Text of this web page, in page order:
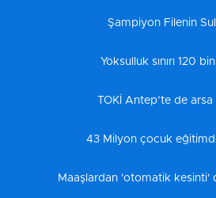
Şampiyon Filenin
Yoksulluk sınırı 120
TOKİ Antep’te de
43 Milyon çocuk
Maaşlardan 'otomatik kesinti'